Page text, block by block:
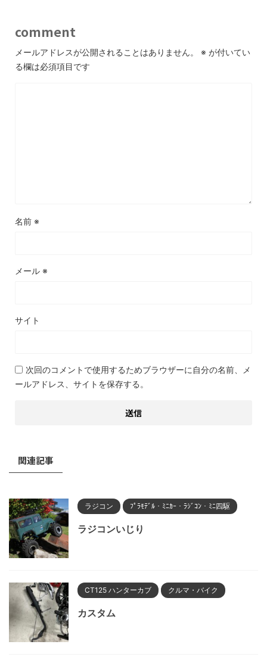
comment
メールアドレスが公開されることはありません。 ※ が付いてい
る欄は必須項目です
名前 ※
メール ※
サイト
次回のコメントで使用するためブラウザーに自分の名前、メ
ールアドレス、サイトを保存する。
関連記事
ラジコン ﾌﾟﾗﾓﾃﾞﾙ・ﾐﾆｶｰ・ﾗｼﾞｺﾝ・ﾐﾆ四駆
ラジコンいじり
CT125 ハンターカブ クルマ・バイク
カスタム